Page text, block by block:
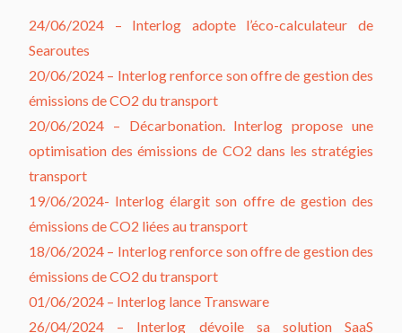
24/06/2024 – Interlog adopte l’éco-calculateur de
Searoutes
20/06/2024 – Interlog renforce son offre de gestion des
émissions de CO2 du transport
20/06/2024 – Décarbonation. Interlog propose une
optimisation des émissions de CO2 dans les stratégies
transport
19/06/2024- Interlog élargit son offre de gestion des
émissions de CO2 liées au transport
18/06/2024 – Interlog renforce son offre de gestion des
émissions de CO2 du transport
01/06/2024 – Interlog lance Transware
26/04/2024 – Interlog dévoile sa solution SaaS